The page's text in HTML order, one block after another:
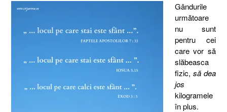
Gândurile
următoare
nu sunt
pentru cei
care vor să
slăbeasca
fizic, să dea
jos
kilogramele
în plus.